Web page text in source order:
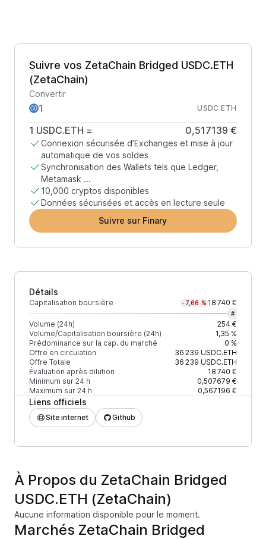
Suivre vos ZetaChain Bridged USDC.ETH
(ZetaChain)
Convertir
USDC.ETH
1 USDC.ETH = 0,517139 €
Connexion sécurisée d’Exchanges et mise à jour
automatique de vos soldes
Synchronisation des Wallets tels que Ledger,
Metamask ...
10,000 cryptos disponibles
Données sécurisées et accès en lecture seule
Suivre sur Finary
Détails
Capitalisation boursière -7,66 % 18 740 €
#
Volume (24h)
254 €
Volume/Capitalisation boursière (24h)
1,35 %
Prédominance sur la cap. du marché
0 %
Offre en circulation
36 239 USDC.ETH
Offre Totale
36 239 USDC.ETH
Évaluation après dilution
18 740 €
Minimum sur 24 h
0,507679 €
Maximum sur 24 h
0,567196 €
Liens officiels
Site internet Github
À Propos du ZetaChain Bridged
USDC.ETH (ZetaChain)
Aucune information disponible pour le moment.
Marchés ZetaChain Bridged